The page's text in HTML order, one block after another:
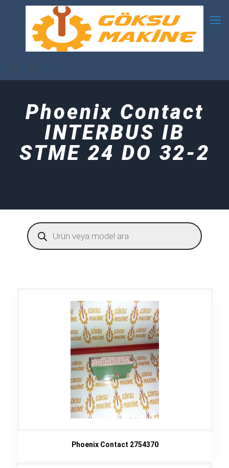
Phoenix Contact
INTERBUS IB
STME 24 DO 32-2
Products
search
Phoenix Contact 2754370